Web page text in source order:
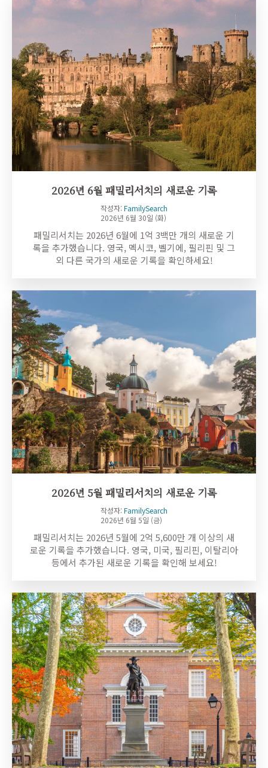
2026년 6월 패밀리서치의 새로운 기록
작성자:FamilySearch
2026년 6월 30일 (화)
패밀리서치는 2026년 6월에 1억 3백만 개의 새로운 기
록을 추가했습니다. 영국, 멕시코, 벨기에, 필리핀 및 그
외 다른 국가의 새로운 기록을 확인하세요!
2026년 5월 패밀리서치의 새로운 기록
작성자:FamilySearch
2026년 6월 5일 (금)
패밀리서치는 2026년 5월에 2억 5,600만 개 이상의 새
로운 기록을 추가했습니다. 영국, 미국, 필리핀, 이탈리아
등에서 추가된 새로운 기록을 확인해 보세요!